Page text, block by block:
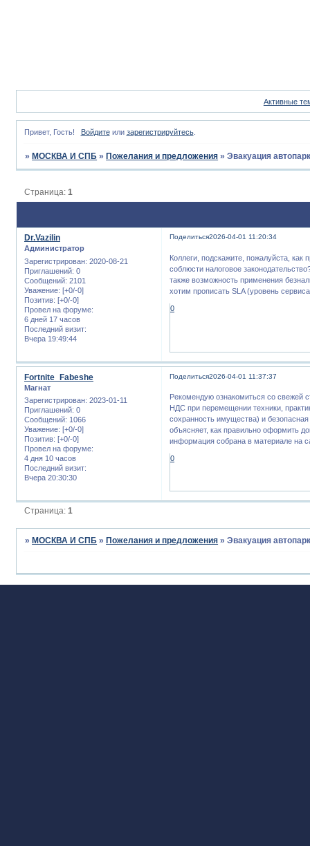
Активные
Привет, Гость! Войдитеили зарегистрируйтесь.
» МОСКВА И СПБ » Пожелания и предложения »Эвакуация
Страница:1
Поделиться2026-04-01 11:20:34
Dr.Vazilin
Администратор
Зарегистрирован: 2020-08-21
Приглашений: 0
Сообщений: 2101
Уважение: [+0/-0]
Позитив: [+0/-0]
Провел на форуме:
6 дней 17 часов
Последний визит:
Вчера 19:49:44
Коллеги, подскажите, пожалуйста, как
соблюсти налоговое
также возможность применения
хотим прописать SLA (уровень
0
Поделиться2026-04-01 11:37:37
Fortnite_Fabeshe
Магнат
Зарегистрирован: 2023-01-11
Приглашений: 0
Сообщений: 1066
Уважение: [+0/-0]
Позитив: [+0/-0]
Провел на форуме:
4 дня 10 часов
Последний визит:
Вчера 20:30:30
Рекомендую ознакомиться со свежей
НДС при перемещении техники,
сохранность имущества) и
объясняет, как правильно оформить
информация собрана в материале на
0
Страница:1
»МОСКВА И СПБ »Пожелания и предложения »Эвакуация